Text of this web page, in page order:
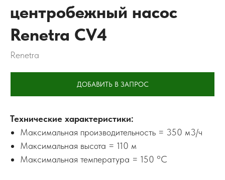
центробежный насос
Renetra CV4
Renetra
ДОБАВИТЬ В ЗАПРОС
Технические характеристики:
Максимальная производительность = 350 м3/ч
Максимальная высота = 110 м
Максимальная температура = 150 °C